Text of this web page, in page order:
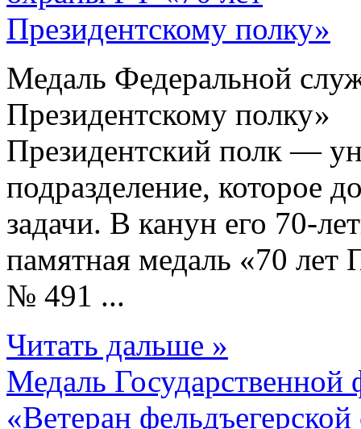
Медаль Федеральной
Президентскому полку»
Президентский полк —
подразделение, которое
задачи. В канун его 70-
памятная медаль «70 лет
№ 491 ...
Читать дальше »
Медаль
«Ветеран